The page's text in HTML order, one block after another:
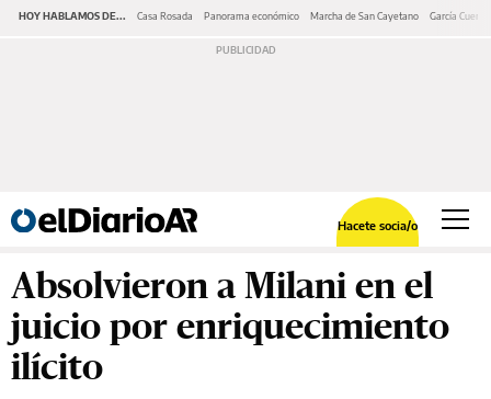
HOY HABLAMOS DE... Casa Rosada Panorama económico Marcha de San Cayetano García Cuerva
Hacete socia/o
Absolvieron a Milani en el
juicio por enriquecimiento
ilícito